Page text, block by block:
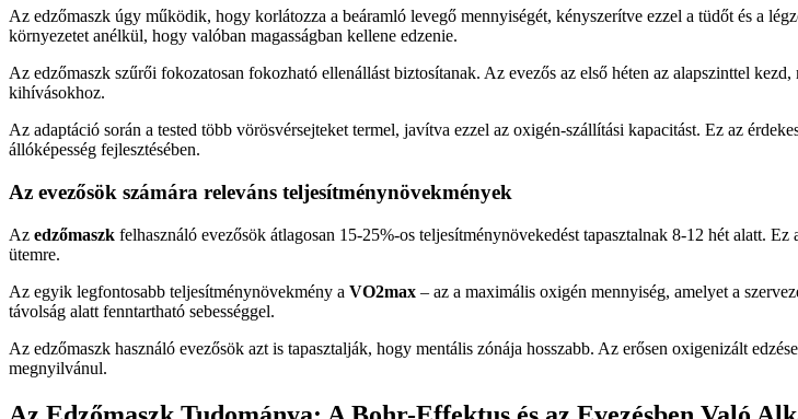
Az edzőmaszk úgy működik, hogy korlátozza a beáramló levegő mennyiségét, kényszerítve ezzel a tüdőt és a
környezetet anélkül, hogy valóban magasságban kellene edzenie.
Az edzőmaszk szűrői fokozatosan fokozható ellenállást biztosítanak. Az evezős az első héten az alapszinttel
kihívásokhoz.
Az adaptáció során a tested több vörösvérsejteket termel, javítva ezzel az oxigén-szállítási kapacitást. Ez az
állóképesség fejlesztésében.
Az evezősök számára releváns teljesítménynövekmények
Az edzőmaszk felhasználó evezősök átlagosan 15-25%-os teljesítménynövekedést tapasztalnak 8-12 hét alatt.
ütemre.
Az egyik legfontosabb teljesítménynövekmény a VO2max – az a maximális oxigén mennyiség, amelyet a
távolság alatt fenntartható sebességgel.
Az edzőmaszk használó evezősök azt is tapasztalják, hogy mentális zónája hosszabb. Az erősen oxigenizált
megnyilvánul.